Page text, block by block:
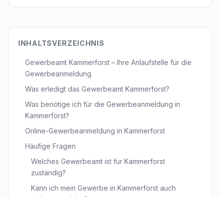
INHALTSVERZEICHNIS
Gewerbeamt Kammerforst – Ihre Anlaufstelle für die
Gewerbeanmeldung
Was erledigt das Gewerbeamt Kammerforst?
Was benötige ich für die Gewerbeanmeldung in
Kammerforst?
Online-Gewerbeanmeldung in Kammerforst
Häufige Fragen
Welches Gewerbeamt ist für Kammerforst
zuständig?
Kann ich mein Gewerbe in Kammerforst auch